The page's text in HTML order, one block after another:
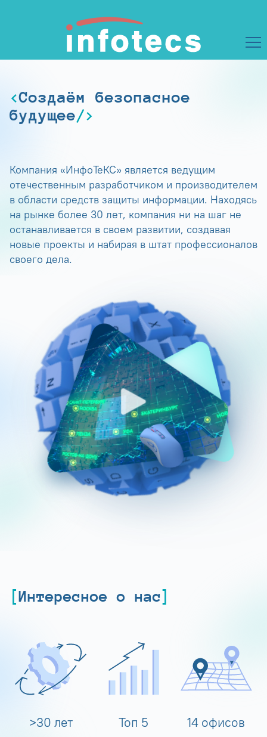
Создаём безопасное
будущее
Компания «ИнфоТеКС» является ведущим
отечественным разработчиком и производителем
в области средств защиты информации. Находясь
на рынке более 30 лет, компания ни на шаг не
останавливается в своем развитии, создавая
новые проекты и набирая в штат профессионалов
своего дела.
Интересное о нас
>30 лет Топ 5 14 офисов